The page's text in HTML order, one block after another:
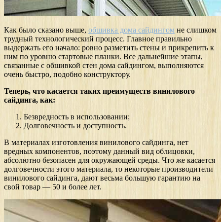
Как было сказано выше, обшивка дома сайдингом не слишком
трудный технологический процесс. Главное правильно
выдержать его начало: ровно разметить стены и прикрепить к
ним по уровню стартовые планки. Все дальнейшие этапы,
связанные с обшивкой стен дома сайдингом, выполняются
очень быстро, подобно конструктору.
Теперь, что касается таких преимуществ винилового
сайдинга, как:
Безвредность в использовании;
Долговечность и доступность.
В материалах изготовления винилового сайдинга, нет
вредных компонентов, поэтому данный вид облицовки,
абсолютно безопасен для окружающей среды. Что же касается
долговечности этого материала, то некоторые производители
винилового сайдинга, дают весьма большую гарантию на
свой товар — 50 и более лет.